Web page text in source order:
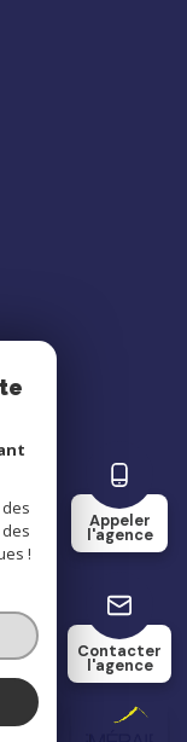
Appeler
l'agence
Contacter
l'agence
!